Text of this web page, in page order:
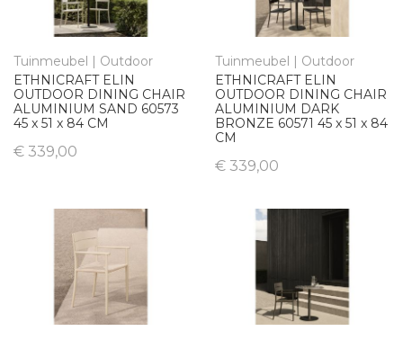
d
s
r
t
e
e
Tuinmeubel | Outdoor
ETHNICRAFT ELIN
OUTDOOR DINING CHAIR
ALUMINIUM SAND 60573
45 x 51 x 84 CM
€ 339,00
Tuinmeubel | Outdoor
ETHNICRAFT ELIN
OUTDOOR DINING CHAIR
ALUMINIUM DARK
BRONZE 60571 45 x 51 x 84
CM
€ 339,00